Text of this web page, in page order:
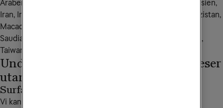
Arabemiraten, Kambodja, Kina, Hong Kong, Indien, Indonesien,
Iran, Irak, Israel, Japan, Jordanien, Kazakstan, Kuwait, Kirgizistan,
Macao, Malaysia, Maldiverna, Myanmar, Pakistan, Qatar,
Saudiarabien, Singapore, Sydkorea, Sri Lanka, Tadzjikistan,
Taiwan, Thailand, Turkiet, Uzbekistan och Vietnam.
Undvik onödiga kostnader när du reser
utanför EU/EES
Surfa endast på WiFi
Vi kan lägga på en spärr på ditt abonnemang när du är